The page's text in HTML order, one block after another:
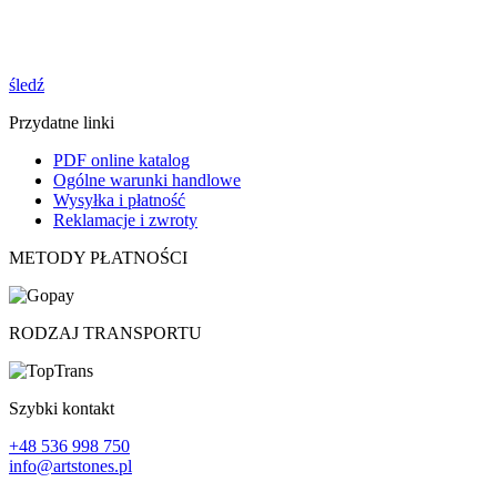
śledź
Przydatne linki
PDF online katalog
Ogólne warunki handlowe
Wysyłka i płatność
Reklamacje i zwroty
METODY PŁATNOŚCI
RODZAJ TRANSPORTU
Szybki kontakt
+48 536 998 750
info@artstones.pl